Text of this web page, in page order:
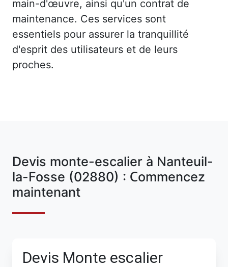
main-d'œuvre, ainsi qu'un contrat de
maintenance. Ces services sont
essentiels pour assurer la tranquillité
d'esprit des utilisateurs et de leurs
proches.
Devis monte-escalier à Nanteuil-
la-Fosse (02880) : Commencez
maintenant
Devis Monte escalier